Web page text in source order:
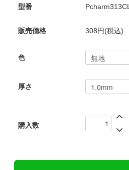
型番 Pcharm313CL
販売価格 308円(税込)
色
厚さ
購入数